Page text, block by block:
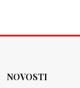
NOVOSTI